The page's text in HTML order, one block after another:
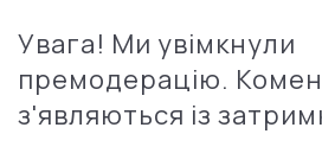
Увага! Ми увімкнули
премодерацію.
з'являються із